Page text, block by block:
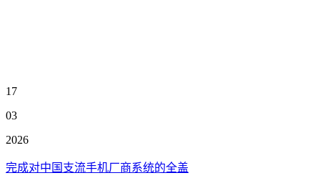
17
03
2026
完成对中国支流手机厂商系统的全盖